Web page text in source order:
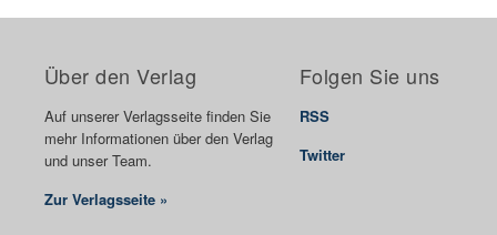
Über den Verlag
Auf unserer Verlagsseite finden Sie
mehr Informationen über den Verlag
und unser Team.
Zur Verlagsseite »
Folgen Sie uns
RSS
Twitter